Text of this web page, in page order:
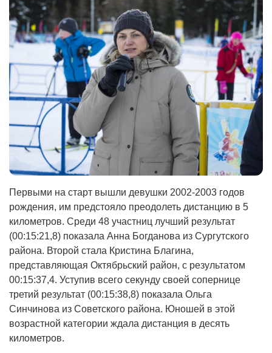
Первыми на старт вышли девушки 2002-2003 годов
рождения, им предстояло преодолеть дистанцию в 5
километров. Среди 48 участниц лучший результат
(00:15:21,8) показала Анна Богданова из Сургутского
района. Второй стала Кристина Благина,
представляющая Октябрьский район, с результатом
00:15:37,4. Уступив всего секунду своей сопернице
третий результат (00:15:38,8) показала Ольга
Синчинова из Советского района. Юношей в этой
возрастной категории ждала дистанция в десять
километров.